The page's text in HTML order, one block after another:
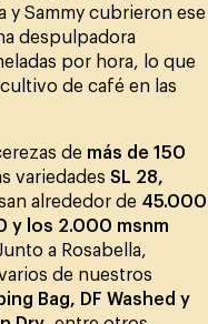
y Sammy cubrieron ese
despulpadora
por hora, lo que
de café en las
de más de 150
variedades SL 28,
alrededor de 45.000
y los 2.000 msnm
a Rosabella,
de nuestros
Bag, DF Washed y